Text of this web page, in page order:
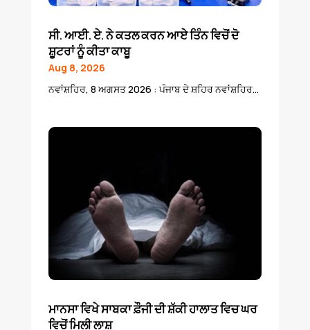
ਸੀ. ਆਈ. ਏ. ਨੇ ਕਤਲ ਕਰਨ ਆਏ ਤਿੰਨ ਵਿਚੋਂ ਦੋ
ਸ਼ੂਟਰਾਂ ਨੂੰ ਕੀਤਾ ਕਾਬੂ
Aug 8, 2026
ਨਵਾਂਸ਼ਹਿਰ, 8 ਅਗਸਤ 2026 : ਪੰਜਾਬ ਦੇ ਸ਼ਹਿਰ ਨਵਾਂਸ਼ਹਿਰ...
ਮਾਨਸਾ ਵਿਖੇ ਸਾਬਕਾ ਫ਼ੌਜੀ ਦੀ ਸ਼ੱਕੀ ਹਾਲਾਤ ਵਿਚ ਘਰ
ਵਿਚੋਂ ਮਿਲੀ ਲਾਸ਼